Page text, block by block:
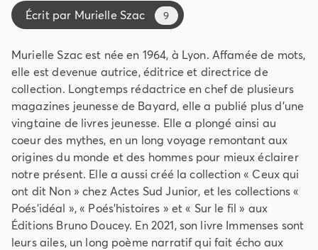
Écrit par Murielle Szac 9
Murielle Szac est née en 1964, à Lyon. Affamée de mots,
elle est devenue autrice, éditrice et directrice de
collection. Longtemps rédactrice en chef de plusieurs
magazines jeunesse de Bayard, elle a publié plus d'une
vingtaine de livres jeunesse. Elle a plongé ainsi au
coeur des mythes, en un long voyage remontant aux
origines du monde et des hommes pour mieux éclairer
notre présent. Elle a aussi créé la collection « Ceux qui
ont dit Non » chez Actes Sud Junior, et les collections «
Poés'idéal », « Poés'histoires » et « Sur le fil » aux
Éditions Bruno Doucey. En 2021, son livre Immenses sont
leurs ailes, un long poème narratif qui fait écho aux